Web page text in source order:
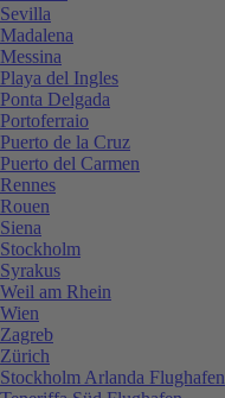
Sevilla
Madalena
Messina
Playa del Ingles
Ponta Delgada
Portoferraio
Puerto de la Cruz
Puerto del Carmen
Rennes
Rouen
Siena
Stockholm
Syrakus
Weil am Rhein
Wien
Zagreb
Zürich
Stockholm Arlanda Flughafen